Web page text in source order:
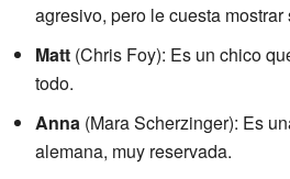
agresivo, pero le cuesta
Matt (Chris Foy): Es un chico
todo.
Anna (Mara Scherzinger): Es
alemana, muy reservada.